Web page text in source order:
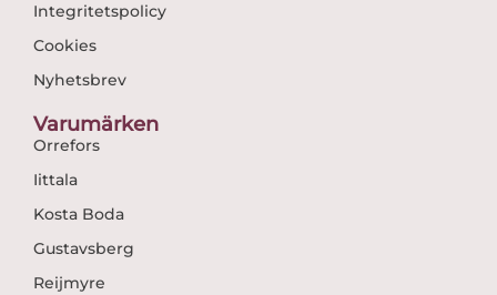
Integritetspolicy
Cookies
Nyhetsbrev
Varumärken
Orrefors
Iittala
Kosta Boda
Gustavsberg
Reijmyre